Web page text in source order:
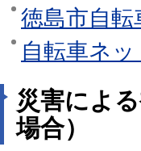
徳島市自転
自転車ネ
災害によ
場合）